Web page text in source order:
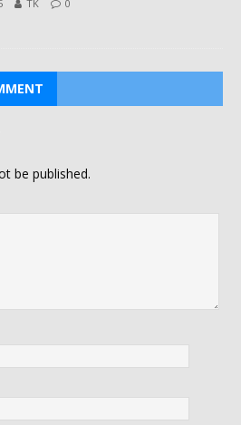
TK 0
be published.